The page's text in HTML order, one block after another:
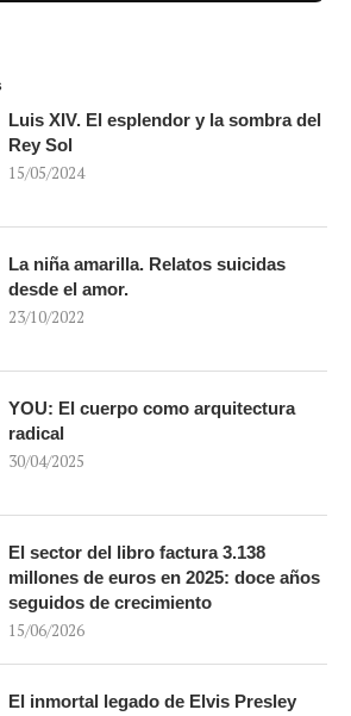
Luis XIV. El esplendor y la sombra del
Rey Sol
15/05/2024
La niña amarilla. Relatos suicidas
desde el amor.
23/10/2022
YOU: El cuerpo como arquitectura
radical
30/04/2025
El sector del libro factura 3.138
millones de euros en 2025: doce años
seguidos de crecimiento
15/06/2026
El inmortal legado de Elvis Presley